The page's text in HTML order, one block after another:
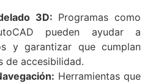
3D: Programas como
pueden ayudar a
y garantizar que cumplan
de accesibilidad.
Herramientas que